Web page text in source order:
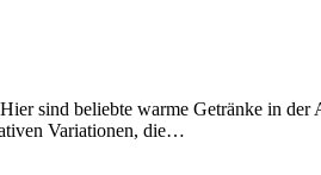
sind beliebte warme Getränke in
Varia­tionen, die…